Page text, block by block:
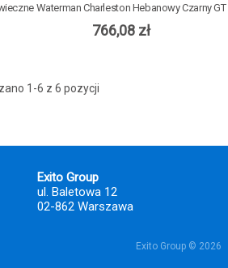
Waterman Charleston Hebanowy Czarny GT
766,08 zł
1-6 z 6 pozycji
Exito Group
ul. Baletowa 12
02-862 Warszawa
Exito Group © 2026